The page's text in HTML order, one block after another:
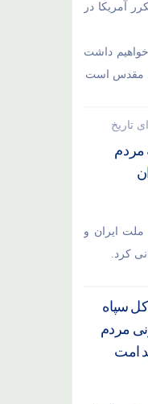
آمریکا در
داشت
مقدس است
تاریخ
مردم
ایران و
کرد.
سپاه
مردم
امت